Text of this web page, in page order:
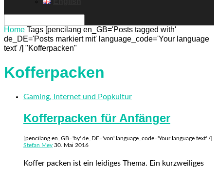
Home Tags [pencilang en_GB='Posts tagged with'
de_DE='Posts markiert mit' language_code='Your language
text' /] "Kofferpacken"
Kofferpacken
Gaming, Internet und Popkultur
Kofferpacken für Anfänger
[pencilang en_GB='by' de_DE='von' language_code='Your language text' /]
Stefan Mey 30. Mai 2016
Koffer packen ist ein leidiges Thema. Ein kurzweiliges